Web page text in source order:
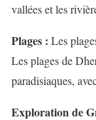
vallées et les
Plages : Les
Les plages de
paradisiaques,
Exploration de